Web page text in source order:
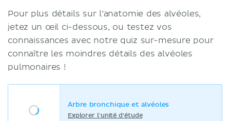
Pour plus détails sur l’anatomie des alvéoles,
jetez un œil ci-dessous, ou testez vos
connaissances avec notre quiz sur-mesure pour
connaître les moindres détails des alvéoles
pulmonaires !
Arbre bronchique et alvéoles
Explorer l'unité d'étude